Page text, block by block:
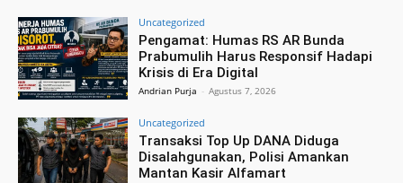
Uncategorized
Pengamat: Humas RS AR Bunda
Prabumulih Harus Responsif Hadapi
Krisis di Era Digital
Andrian Purja - Agustus 7, 2026
Uncategorized
Transaksi Top Up DANA Diduga
Disalahgunakan, Polisi Amankan
Mantan Kasir Alfamart